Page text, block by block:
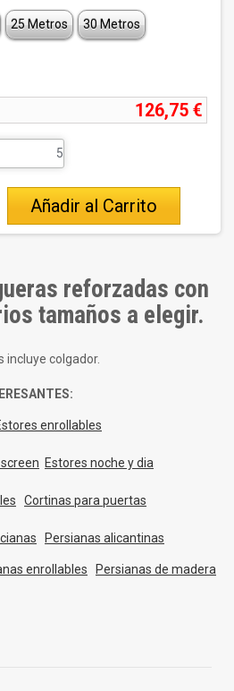
25 Metros 30 Metros
126,75 €
Añadir al Carrito
reforzadas con
tamaños a elegir.
incluye colgador.
enrollables
Estores noche y dia
Cortinas para puertas
Persianas alicantinas
enrollables Persianas de madera